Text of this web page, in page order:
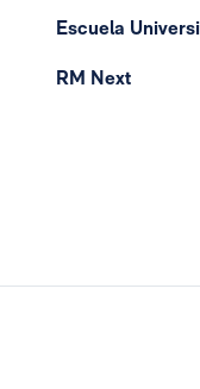
Escuela
RM Next